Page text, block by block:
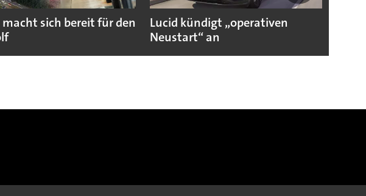
macht sich bereit für den
Lucid kündigt „operativen
Neustart“ an